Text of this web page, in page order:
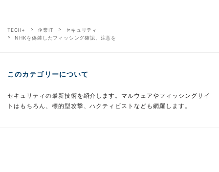
TECH+ 企業IT
セキュリティ
NHKを偽装したフィッシング確認、注意を
このカテゴリーについて
セキュリティの最新技術を紹介します。マルウェアやフィッシングサイ
トはもちろん、標的型攻撃、ハクティビストなども網羅します。